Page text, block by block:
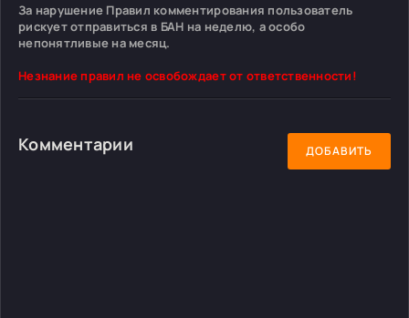
За нарушение Правил комментирования пользователь
рискует отправиться в БАН на неделю, а особо
непонятливые на месяц.
Незнание правил не освобождает от ответственности!
Комментарии ДОБАВИТЬ